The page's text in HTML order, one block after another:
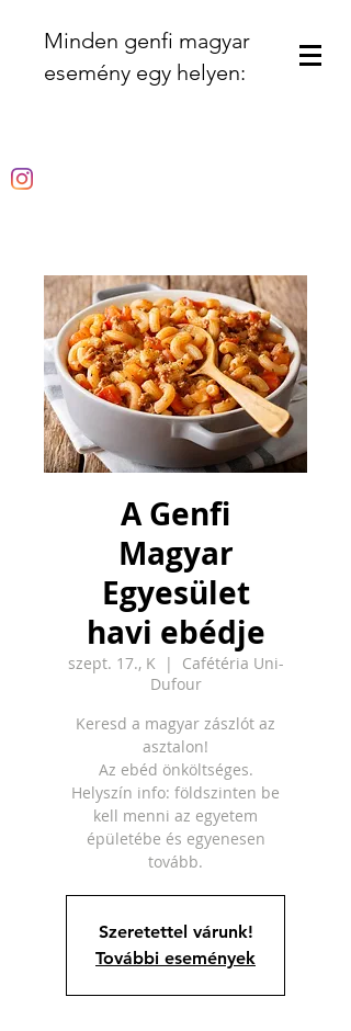
Minden genfi magyar
esemény egy helyen:
A Genfi
Magyar
Egyesület
havi ebédje
szept. 17., K
  |
Cafétéria Uni-
Dufour
Keresd a magyar zászlót az
asztalon!
Az ebéd önköltséges.
Helyszín info: földszinten be
kell menni az egyetem
épületébe és egyenesen
tovább.
Szeretettel várunk!
További események